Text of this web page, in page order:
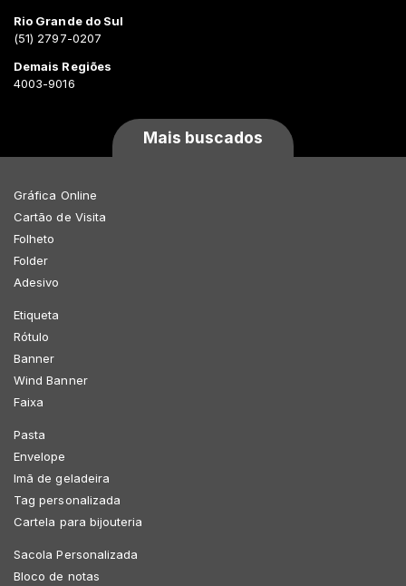
Rio Grande do Sul
(51) 2797-0207
Demais Regiões
4003-9016
Mais buscados
Gráfica Online
Cartão de Visita
Folheto
Folder
Adesivo
Etiqueta
Rótulo
Banner
Wind Banner
Faixa
Pasta
Envelope
Imã de geladeira
Tag personalizada
Cartela para bijouteria
Sacola Personalizada
Bloco de notas